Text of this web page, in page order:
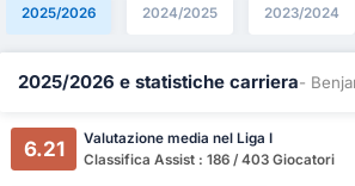
2025/2026 2024/2025 2023/2024
2025/2026 e statistiche carriera-
6.21
Valutazione media nel Liga I
Classifica Assist : 186 / 403 Giocatori